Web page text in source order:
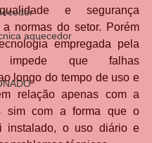
aquecedor
e segurança
a normas do setor. Porém
empregada pela
impede que falhas
longo do tempo de uso e
relação apenas com a
sim com a forma que o
instalado, o uso diário e